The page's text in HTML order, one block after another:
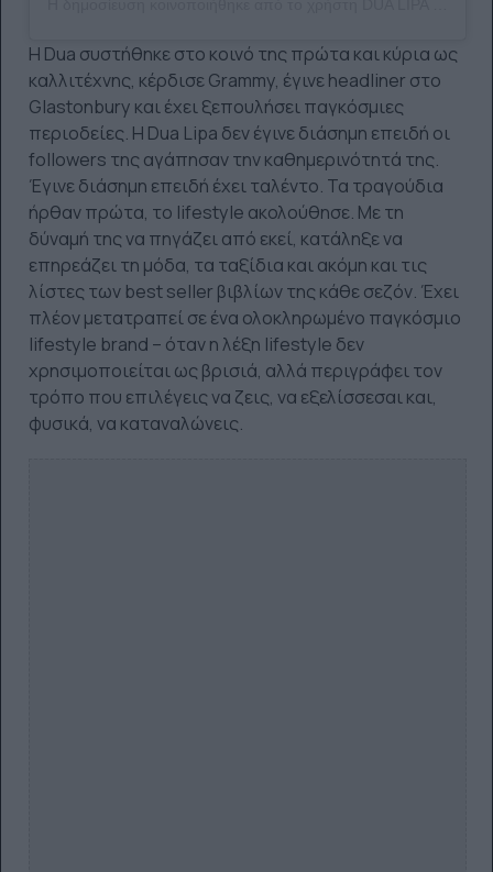
Η Dua συστήθηκε στο κοινό της πρώτα και κύρια ως
καλλιτέχνης, κέρδισε Grammy, έγινε headliner στο
Glastonbury και έχει ξεπουλήσει παγκόσμιες
περιοδείες. Η Dua Lipa δεν έγινε διάσημη επειδή οι
followers της αγάπησαν την καθημερινότητά της.
Έγινε διάσημη επειδή έχει ταλέντο. Τα τραγούδια
ήρθαν πρώτα, το lifestyle ακολούθησε. Με τη
δύναμή της να πηγάζει από εκεί, κατάληξε να
επηρεάζει τη μόδα, τα ταξίδια και ακόμη και τις
λίστες των best seller βιβλίων της κάθε σεζόν. Έχει
πλέον μετατραπεί σε ένα ολοκληρωμένο παγκόσμιο
lifestyle brand – όταν η λέξη lifestyle δεν
χρησιμοποιείται ως βρισιά, αλλά περιγράφει τον
τρόπο που επιλέγεις να ζεις, να εξελίσσεσαι και,
φυσικά, να καταναλώνεις.